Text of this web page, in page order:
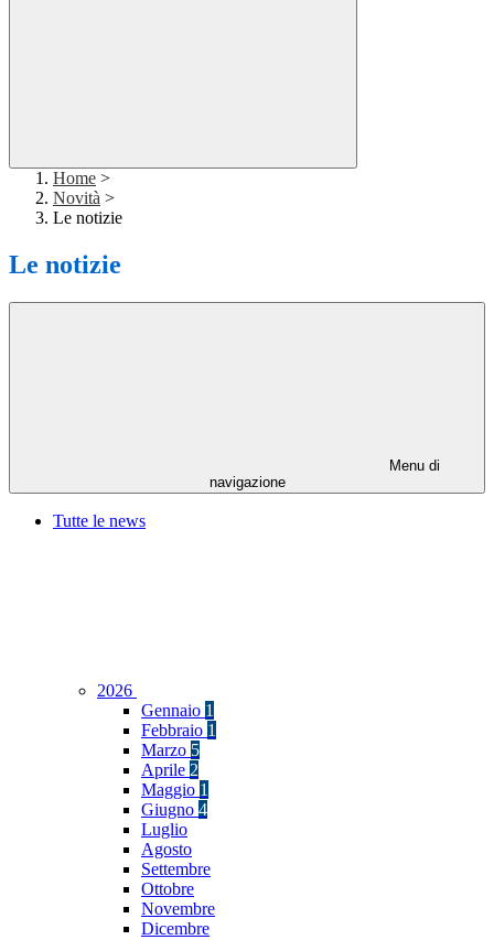
Home >
Novità >
Le notizie
Le notizie
Menu di
navigazione
Tutte le news
2026
Gennaio 1
Febbraio 1
Marzo 5
Aprile 2
Maggio 1
Giugno 4
Luglio
Agosto
Settembre
Ottobre
Novembre
Dicembre